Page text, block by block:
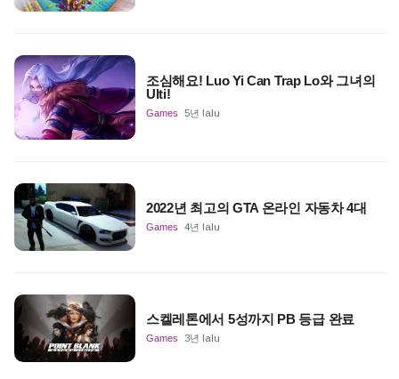
조심해요! Luo Yi Can Trap Lo와 그녀의
Ulti!
Games 5년 lalu
2022년 최고의 GTA 온라인 자동차 4대
Games 4년 lalu
스켈레톤에서 5성까지 PB 등급 완료
Games 3년 lalu